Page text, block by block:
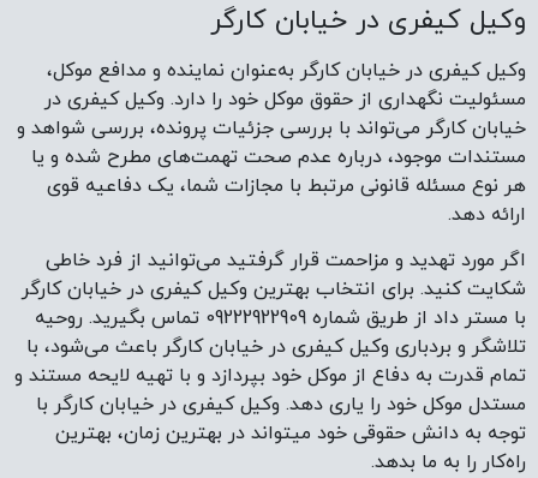
وکیل کیفری در خیابان کارگر
وکیل کیفری در خیابان کارگر به‌عنوان نماینده و مدافع موکل،
مسئولیت نگهداری از حقوق موکل خود را دارد. وکیل کیفری در
خیابان کارگر می‌تواند با بررسی جزئیات پرونده، بررسی شواهد و
مستندات موجود، درباره عدم صحت تهمت‌های مطرح شده و یا
هر نوع مسئله قانونی مرتبط با مجازات شما، یک دفاعیه قوی
ارائه دهد.
اگر مورد تهدید و مزاحمت قرار گرفتید می‌توانید از فرد خاطی
شکایت کنید. برای انتخاب بهترین وکیل کیفری در خیابان کارگر
با مستر داد از طریق شماره 09222922909 تماس بگیرید. روحیه
تلاشگر و بردباری وکیل کیفری در خیابان کارگر باعث می‌شود، با
تمام قدرت به دفاع از موکل خود بپردازد و با تهیه لایحه مستند و
مستدل موکل خود را یاری دهد. وکیل کیفری در خیابان کارگر با
توجه به دانش حقوقی خود میتواند در بهترین زمان، بهترین
راه‌کار را به ما بدهد.